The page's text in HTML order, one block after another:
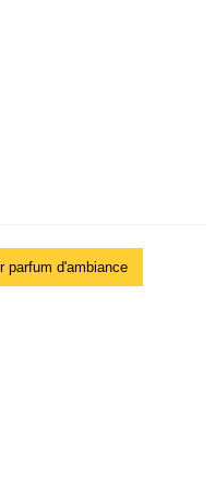
parfum d'ambiance